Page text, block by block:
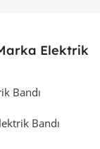
Elektrik
Bandı
Bandı